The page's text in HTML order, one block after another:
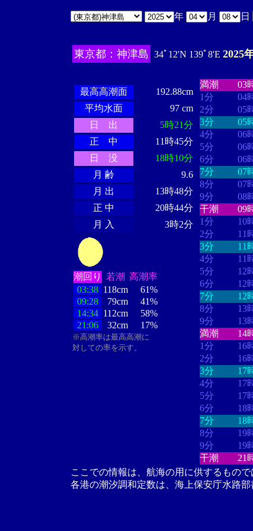
年 月 日
東京都：神津島 34ﾟ12'N 139ﾟ8'E 2025
最高高潮面
192.88cm
平均水面
97 cm
日 出
5時21分
正 中
11時45分
日 没
18時10分
月 齢
9.6
月 出
13時48分
正 中
20時44分
月 入
3時2分
潮回り 若潮 高潮率
03:38 118cm
61%
09:28
79cm
41%
14:34 112cm
58%
21:06
32cm 17%
※高潮率は最高高潮に
対しての率を示す。
満潮
03
1分
04
2分
05
3分
05
4分
06
5分
06
6分
06
7分
07
8分
07
9分
08
干潮
09
1分
10
2分
11
3分
11
4分
11
5分
12
6分
12
7分
12
8分
13
9分
13
満潮
14
1分
16
2分
16
3分
17
4分
17
5分
17
6分
18
7分
18
8分
19
9分
19
干潮
21
ここでの情報は、航海の用に供するもの
各港の潮汐調和定数は、海上保安庁水路